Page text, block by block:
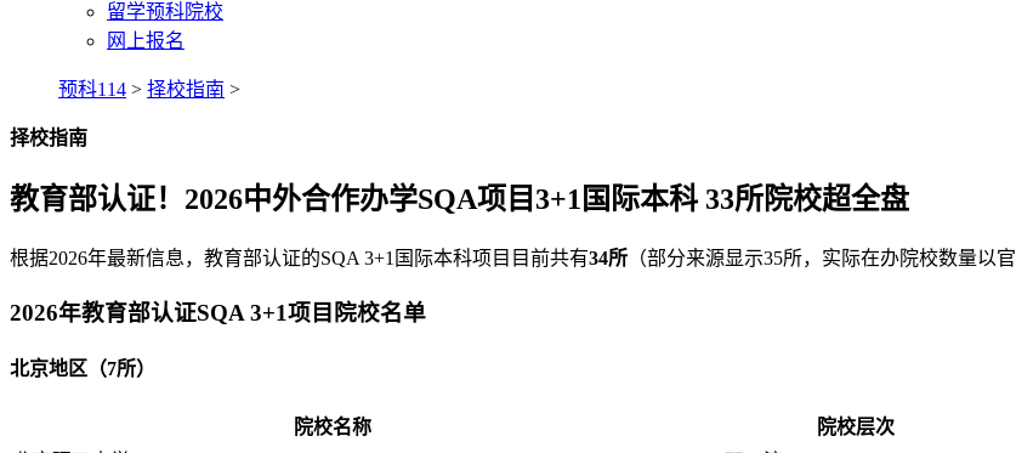
留学预科院校
网上报名
预科114 > 择校指南 >
择校指南
教育部认证！2026中外合作办学SQA项目3+1国际本科 33所院校超全盘
根据2026年最新信息，教育部认证的SQA 3+1国际本科项目目前共有34所 （部分来源显示35所，实际在办院校数量以
2026年教育部认证SQA 3+1项目院校名单
北京地区（7所）
院校名称 院校层次